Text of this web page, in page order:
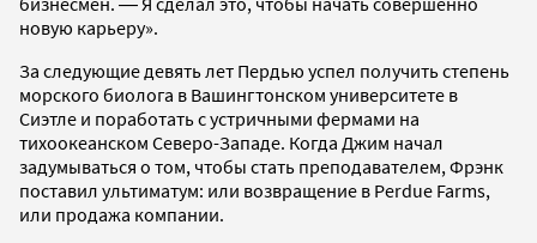
новую карьеру».
За следующие девять лет Пердью успел получить степень
морского биолога в Вашингтонском университете в
Сиэтле и поработать с устричными фермами на
тихоокеанском Северо-Западе. Когда Джим начал
задумываться о том, чтобы стать преподавателем, Фрэнк
поставил ультиматум: или возвращение в Perdue Farms,
или продажа компании.